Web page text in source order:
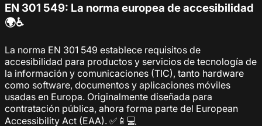
EN 301 549: La norma europea de accesibilidad
🌍♿
La norma EN 301 549 establece requisitos de
accesibilidad para productos y servicios de tecnología de
la información y comunicaciones (TIC), tanto hardware
como software, documentos y aplicaciones móviles
usadas en Europa. Originalmente diseñada para
contratación pública, ahora forma parte del European
Accessibility Act (EAA). ✅📱💻